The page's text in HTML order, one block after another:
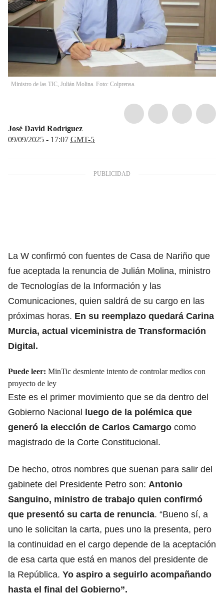
Ministro de las TIC, Julián Molina. Foto: Colprensa.
José David Rodríguez
09/09/2025 - 17:07 GMT-5
La W confirmó con fuentes de Casa de Nariño que
fue aceptada la renuncia de Julián Molina, ministro
de Tecnologías de la Información y las
Comunicaciones, quien saldrá de su cargo en las
próximas horas. En su reemplazo quedará Carina
Murcia, actual viceministra de Transformación
Digital.
Puede leer: MinTic desmiente intento de controlar medios con
proyecto de ley
Este es el primer movimiento que se da dentro del
Gobierno Nacional luego de la polémica que
generó la elección de Carlos Camargo como
magistrado de la Corte Constitucional.
De hecho, otros nombres que suenan para salir del
gabinete del Presidente Petro son: Antonio
Sanguino, ministro de trabajo quien confirmó
que presentó su carta de renuncia. “Bueno sí, a
uno le solicitan la carta, pues uno la presenta, pero
la continuidad en el cargo depende de la aceptación
de esa carta que está en manos del presidente de
la República. Yo aspiro a seguirlo acompañando
hasta el final del Gobierno”.